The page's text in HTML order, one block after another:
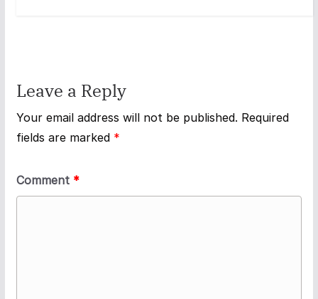
Leave a Reply
Your email address will not be published. Required
fields are marked *
Comment *